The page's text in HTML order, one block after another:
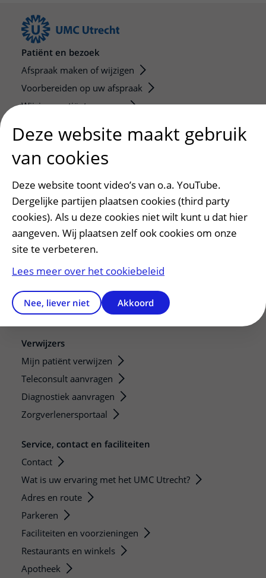
Patiënt en bezoek
Afspraak maken of wijzigen
Voorbereiden op uw afspraak
Wijzigen patiëntgegevens
Bezoektijden
Onze opleidingen
De Nieuwe Utrechtse School
Stage en opleidingsplaatsen
Research
Research groups
Researchers
Research technologies
Verwijzers
Mijn patiënt verwijzen
Teleconsult aanvragen
Diagnostiek aanvragen
Zorgverlenersportaal
Service, contact en faciliteiten
Contact
Wat is uw ervaring met het UMC Utrecht?
Adres en route
Parkeren
Faciliteiten en voorzieningen
Restaurants en winkels
Apotheek
Deze website maakt gebruik
van cookies
Deze website toont video’s van o.a. YouTube.
Dergelijke partijen plaatsen cookies (third party
cookies). Als u deze cookies niet wilt kunt u dat hier
aangeven. Wij plaatsen zelf ook cookies om onze
site te verbeteren.
Lees meer over het cookiebeleid
Nee, liever niet Akkoord